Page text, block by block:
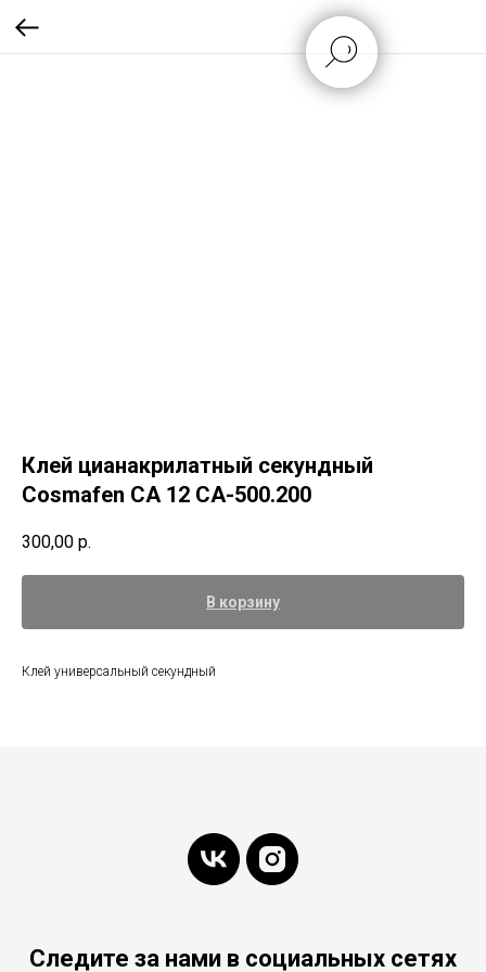
Клей цианакрилатный секундный
Cosmafen CA 12 CA-500.200
300,00 р.
В корзину
Клей универсальный секундный
Следите за нами в социальных сетях